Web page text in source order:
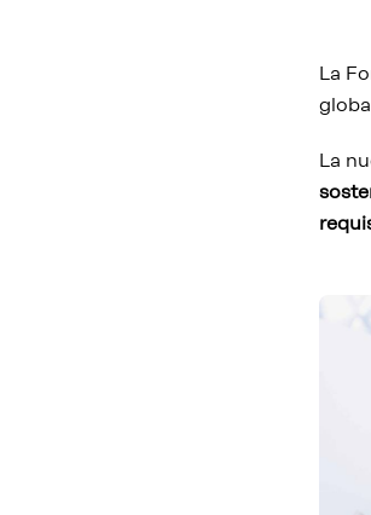
La
La